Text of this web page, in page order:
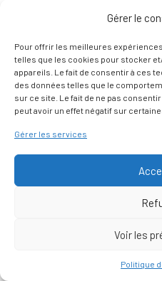
Gérer le
Pour offrir les meilleures
telles que les cookies pour stocker
appareils. Le fait de consentir à ces
des données telles que le
sur ce site. Le fait de ne pas
peut avoir un effet négatif sur
Gérer les services
Voir les
Politique